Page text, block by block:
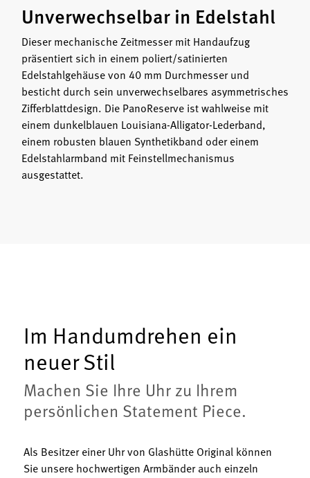
Unverwechselbar in Edelstahl
Dieser mechanische Zeitmesser mit Handaufzug
präsentiert sich in einem poliert/satinierten
Edelstahlgehäuse von 40 mm Durchmesser und
besticht durch sein unverwechselbares asymmetrisches
Zifferblattdesign. Die PanoReserve ist wahlweise mit
einem dunkelblauen Louisiana-Alligator-Lederband,
einem robusten blauen Synthetikband oder einem
Edelstahlarmband mit Feinstellmechanismus
ausgestattet.
Im Handumdrehen ein
neuer Stil
Machen Sie Ihre Uhr zu Ihrem
persönlichen Statement Piece.
Als Besitzer einer Uhr von Glashütte Original können
Sie unsere hochwertigen Armbänder auch einzeln